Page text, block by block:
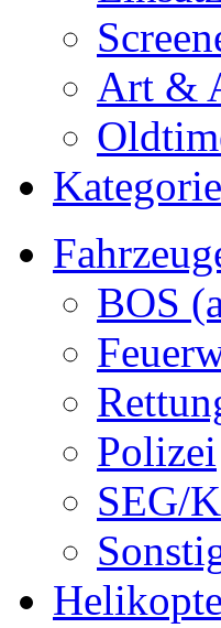
Art &
BOS
Polizei
SEG/